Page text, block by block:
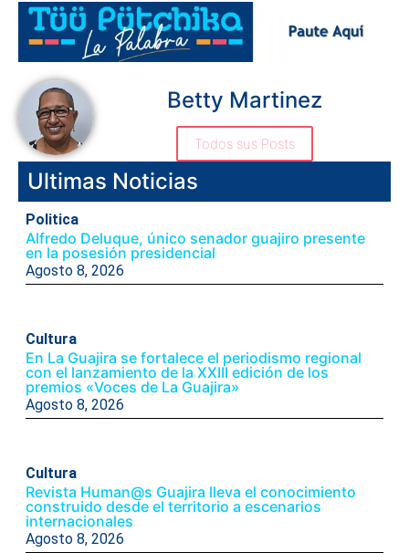
Betty Martinez
Todos sus Posts
Ultimas Noticias
Politica
Alfredo Deluque, único senador guajiro presente
en la posesión presidencial
Agosto 8, 2026
Cultura
En La Guajira se fortalece el periodismo regional
con el lanzamiento de la XXIII edición de los
premios «Voces de La Guajira»
Agosto 8, 2026
Cultura
Revista Human@s Guajira lleva el conocimiento
construido desde el territorio a escenarios
internacionales
Agosto 8, 2026